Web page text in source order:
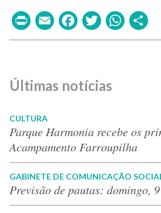
PrintEmailFacebook
Twitter
Últimas notícias
CULTURA
Parque Harmonia recebe os
Acampamento Farroupilha
GABINETE DE COMUNICAÇÃO
Previsão de pautas: domingo,